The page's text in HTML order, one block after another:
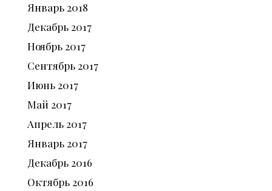
Январь 2018
Декабрь 2017
Ноябрь 2017
Сентябрь 2017
Июнь 2017
Май 2017
Апрель 2017
Январь 2017
Декабрь 2016
Октябрь 2016